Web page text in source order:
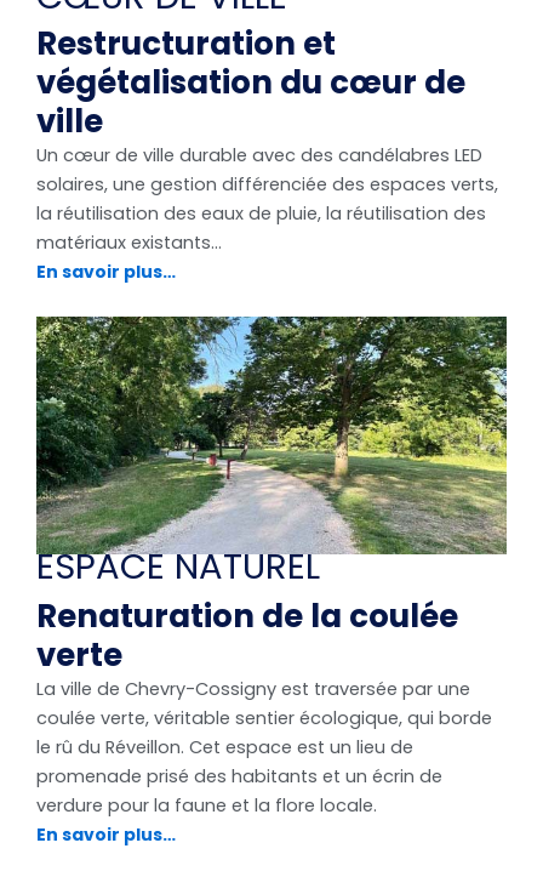
Restructuration et
végétalisation du cœur de
ville
Un cœur de ville durable avec des candélabres LED
solaires, une gestion différenciée des espaces verts,
la réutilisation des eaux de pluie, la réutilisation des
matériaux existants…
En savoir plus…
ESPACE NATUREL
Renaturation de la coulée
verte
La ville de Chevry-Cossigny est traversée par une
coulée verte, véritable sentier écologique, qui borde
le rû du Réveillon. Cet espace est un lieu de
promenade prisé des habitants et un écrin de
verdure pour la faune et la flore locale.
En savoir plus…